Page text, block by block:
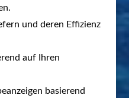
und deren Effizienz
auf Ihren
basierend